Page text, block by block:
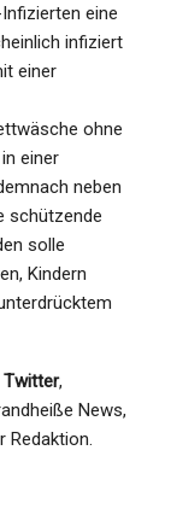
eine
infiziert
einer
ohne
einer
neben
schützende
solle
Kindern
Twitter,
News,
Redaktion.